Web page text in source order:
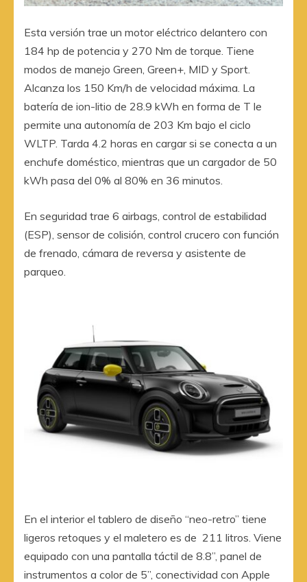
Esta versión trae un motor eléctrico delantero con
184 hp de potencia y 270 Nm de torque. Tiene
modos de manejo Green, Green+, MID y Sport.
Alcanza los 150 Km/h de velocidad máxima. La
batería de ion-litio de 28.9 kWh en forma de T le
permite una autonomía de 203 Km bajo el ciclo
WLTP. Tarda 4.2 horas en cargar si se conecta a un
enchufe doméstico, mientras que un cargador de 50
kWh pasa del 0% al 80% en 36 minutos.
En seguridad trae 6 airbags, control de estabilidad
(ESP), sensor de colisión, control crucero con función
de frenado, cámara de reversa y asistente de
parqueo.
En el interior el tablero de diseño “neo-retro” tiene
ligeros retoques y el maletero es de 211 litros. Viene
equipado con una pantalla táctil de 8.8”, panel de
instrumentos a color de 5”, conectividad con Apple